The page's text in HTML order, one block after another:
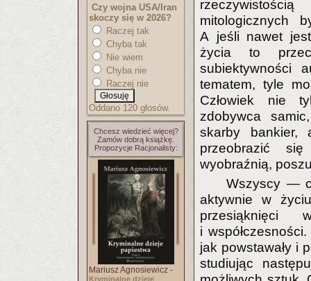
Czy wojna USA/Iran
skoczy się w 2026?
Raczej tak
Chyba tak
Nie wiem
Chyba nie
Raczej nie
Oddano 120 głosów.
Chcesz wiedzieć więcej?
Zamów dobrą książkę.
Propozycje Racjonalisty:
Mariusz Agnosiewicz -
Kryminalne dzieje
mitologicznych
A jeśli nawet
życia to
subiektywności
tematem, tyle
Człowiek nie
zdobywca
skarby bankier,
przeobrazić
wyobraźnią,
Wszyscy —
aktywnie w
przesiąknięci
i
jak powstawały i
studiując